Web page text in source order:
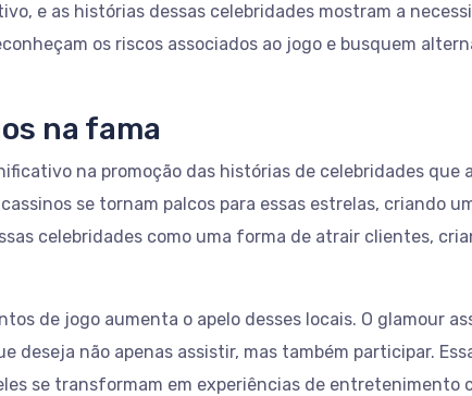
e as histórias dessas celebridades mostram a
os riscos associados ao jogo e busquem
na fama
na promoção das histórias de celebridades que
se tornam palcos para essas estrelas, criando
celebridades como uma forma de atrair clientes,
de jogo aumenta o apelo desses locais. O glamour
deseja não apenas assistir, mas também participar.
se transformam em experiências de entretenimento